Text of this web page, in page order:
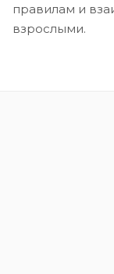
правилам и
взрослыми.